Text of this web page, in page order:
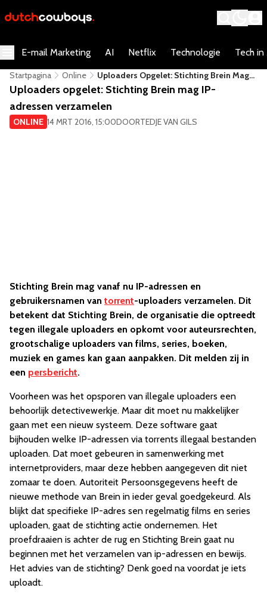
E-mail Marketing AI Netflix Technologie Tech in
Startpagina Online
Uploaders Opgelet: Stichting Brein Mag
IP-Adressen Verzamelen
Uploaders opgelet: Stichting Brein mag IP-
adressen verzamelen
ONLINE 14 MRT 2016, 15:00DOORTEDJE VAN GILS
Stichting Brein mag vanaf nu IP-adressen en
gebruikersnamen van torrent-uploaders verzamelen. Dit
betekent dat Stichting Brein, de organisatie die optreedt
tegen illegale uploaders en opkomt voor auteursrechten,
grootschalige uploaders van films, series, boeken,
muziek en games kan gaan aanpakken. Dit melden zij in
een persbericht.
Voorheen was het opsporen van illegale uploaders een
behoorlijk detectivewerkje. Maar dit moet nu makkelijker
gaan met een nieuw systeem. Deze software gaat
bijhouden welke IP-adressen via torrents illegaal bestanden
uploaden. Dat moet gebeuren in samenwerking met
internetproviders, maar deze hebben aangegeven dit niet
zomaar te doen. Autoriteit Persoonsgegevens heeft de
nieuwe methode van Brein in ieder geval goedgekeurd. Als
blijkt dat specifieke IP-adres sen regelmatig films en series
uploaden, gaat de stichting actie ondernemen. Het
proefdraaien is achter de rug en Stichting Brein gaat nu
beginnen met het verzamelen van ip-adressen en bewijs.
Het advies van de stichting? Denk goed na voordat je iets
uploadt.